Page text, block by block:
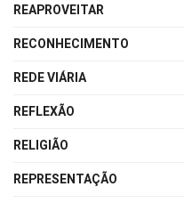
REAPROVEITAR
RECONHECIMENTO
REDE VIÁRIA
REFLEXÃO
RELIGIÃO
REPRESENTAÇÃO